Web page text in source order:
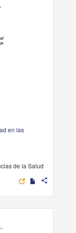
en las
de la Salud
share